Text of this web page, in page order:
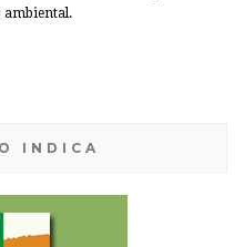
ambiental.
INDICA